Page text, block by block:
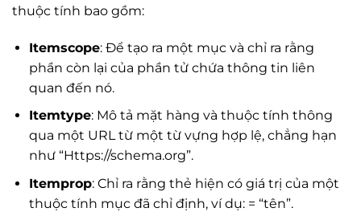
thuộc tính bao gồm:
Itemscope: Để tạo ra một mục và chỉ ra rằng
phần còn lại của phần tử chứa thông tin liên
quan đến nó.
Itemtype: Mô tả mặt hàng và thuộc tính thông
qua một URL từ một từ vựng hợp lệ, chẳng hạn
như “Https://schema.org”.
Itemprop: Chỉ ra rằng thẻ hiện có giá trị của một
thuộc tính mục đã chỉ định, ví dụ: = “tên”.